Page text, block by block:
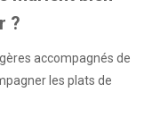
?
accompagnés de
les plats de